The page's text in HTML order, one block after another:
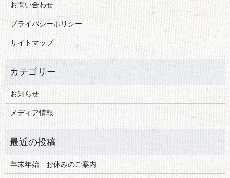
お問い合わせ
プライバシーポリシー
サイトマップ
お知らせ
メディア情報
年末年始 お休みのご案内